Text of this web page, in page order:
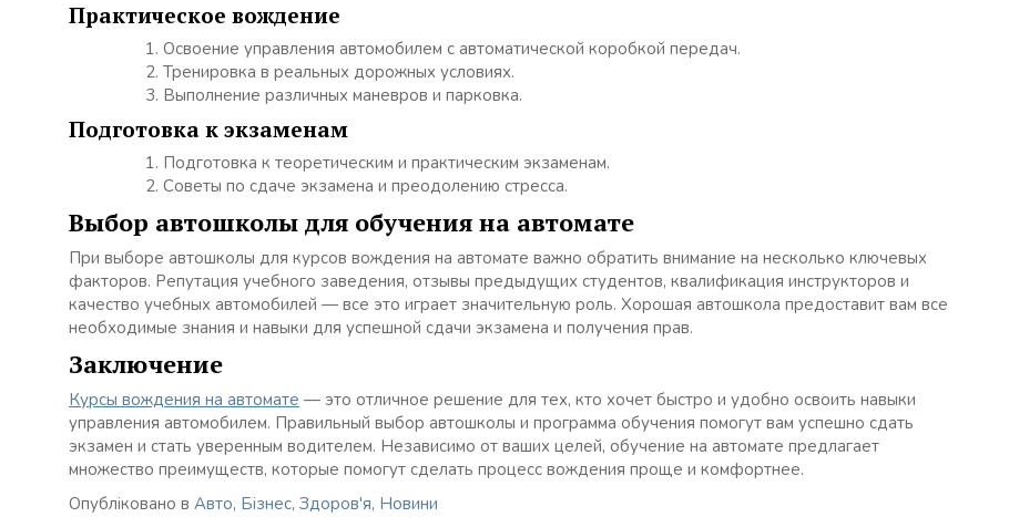
Практическое вождение
Освоение управления автомобилем с автоматической коробкой передач.
Тренировка в реальных дорожных условиях.
Выполнение различных маневров и парковка.
Подготовка к экзаменам
Подготовка к теоретическим и практическим экзаменам.
Советы по сдаче экзамена и преодолению стресса.
Выбор автошколы для обучения на автомате
При выборе автошколы для курсов вождения на автомате важно обратить внимание на несколько ключевых
факторов. Репутация учебного заведения, отзывы предыдущих студентов, квалификация инструкторов и
качество учебных автомобилей — все это играет значительную роль. Хорошая автошкола предоставит вам все
необходимые знания и навыки для успешной сдачи экзамена и получения прав.
Заключение
Курсы вождения на автомате — это отличное решение для тех, кто хочет быстро и удобно освоить навыки
управления автомобилем. Правильный выбор автошколы и программа обучения помогут вам успешно сдать
экзамен и стать уверенным водителем. Независимо от ваших целей, обучение на автомате предлагает
множество преимуществ, которые помогут сделать процесс вождения проще и комфортнее.
Опубліковано в Авто, Бізнес, Здоров'я, Новини